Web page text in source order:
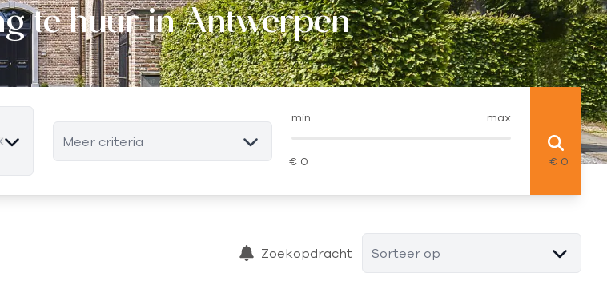
te huur in Antwerpen
Meer criteria
min max
Zoekopdracht Sorteer op